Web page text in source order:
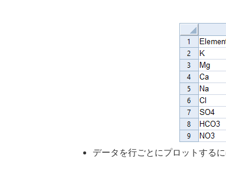
データを行ごとにプロットする